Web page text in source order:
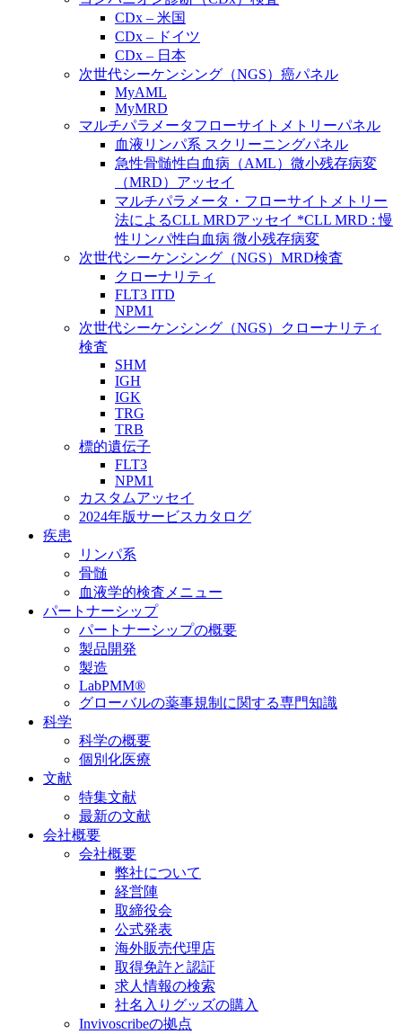
CDx – 米国
CDx – ドイツ
CDx – 日本
次世代シーケンシング（NGS）癌パネル
MyAML
MyMRD
マルチパラメータフローサイトメトリーパネル
血液リンパ系 スクリーニングパネル
急性骨髄性白血病（AML）微小残存病変
（MRD）アッセイ
マルチパラメータ・フローサイトメトリー
法によるCLL MRDアッセイ *CLL MRD : 慢
性リンパ性白血病 微小残存病変
次世代シーケンシング（NGS）MRD検査
クローナリティ
FLT3 ITD
NPM1
次世代シーケンシング（NGS）クローナリティ
検査
SHM
IGH
IGK
TRG
TRB
標的遺伝子
FLT3
NPM1
カスタムアッセイ
2024年版サービスカタログ
疾患
リンパ系
骨髄
血液学的検査メニュー
パートナーシップ
パートナーシップの概要
製品開発
製造
LabPMM®
グローバルの薬事規制に関する専門知識
科学
科学の概要
個別化医療
文献
特集文献
最新の文献
会社概要
会社概要
弊社について
経営陣
取締役会
公式発表
海外販売代理店
取得免許と認証
求人情報の検索
社名入りグッズの購入
Invivoscribeの拠点